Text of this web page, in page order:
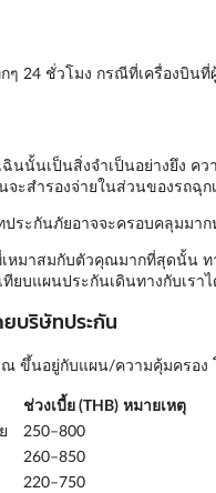
ๆ 24 ชั่วโมง กรณีที่เครื่องบินที่
นนั้นเป็นสิ่งจำเป็นอย่างยึง ค
ะสำรองจ่ายในส่วนของรถฉุ
ระกันภัยอาจจะครอบคลุมมา
หมาสมกับตัวคุณมากที่สุดนั้น ท
ทียบแผนประกันเดินทางกับเ
ยบริษัทประกัน
ขึ้นอยู่กับแผน/ความคุ้มครอง
ช่วงเบี้ย (THB) หมายเหตุ
250–800
260–850
220–750